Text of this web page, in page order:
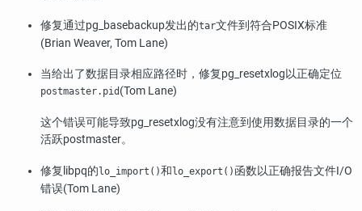
修复通过pg_basebackup发出的tar文件到符合POSIX标准
(Brian Weaver, Tom Lane)
当给出了数据目录相应路径时，修复pg_resetxlog以正确定位
postmaster.pid (Tom Lane)
这个错误可能导致pg_resetxlog没有注意到使用数据目录的一个
活跃postmaster。
修复 libpq的lo_import()和lo_export() 函数以正确报告文件I/O
错误(Tom Lane)